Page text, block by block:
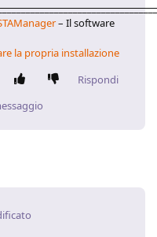
– Il software
la propria installazione
Rispondi